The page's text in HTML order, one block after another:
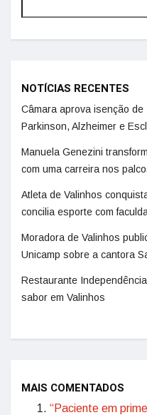
NOTÍCIAS RECENTES
Câmara aprova isenção
Parkinson, Alzheimer e
Manuela Genezini
com uma carreira nos
Atleta de Valinhos
concilia esporte com
Moradora de Valinhos
Unicamp sobre a cantora
Restaurante
sabor em Valinhos
MAIS COMENTADOS
“Paciente em